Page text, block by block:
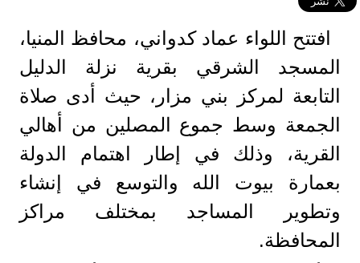
افتتح اللواء عماد كدواني، محافظ المنيا،
المسجد الشرقي بقرية نزلة الدليل
التابعة لمركز بني مزار، حيث أدى صلاة
الجمعة وسط جموع المصلين من أهالي
القرية، وذلك في إطار اهتمام الدولة
بعمارة بيوت الله والتوسع في إنشاء
وتطوير المساجد بمختلف مراكز
المحافظة.